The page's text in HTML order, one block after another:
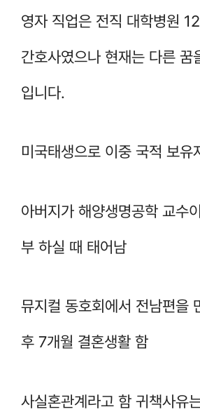
영자 직업은 전직 대학병원
간호사였으나 현재는 다른 꿈
입니다.
미국태생으로 이중 국적 보유
아버지가 해양생명공학 교수
부 하실 때 태어남
뮤지컬 동호회에서 전남편을
후 7개월 결혼생활 함
사실혼관계라고 함 귀책사유